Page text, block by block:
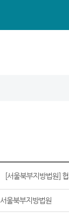
[서울북부지방법원]
서울북부지방법원